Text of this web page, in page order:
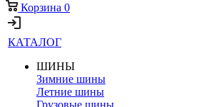
Корзина 0
КАТАЛОГ
ШИНЫ
Зимние шины
Летние шины
Грузовые шины